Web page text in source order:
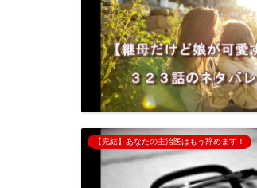
【完結】あなたの主治医はもう辞めます！